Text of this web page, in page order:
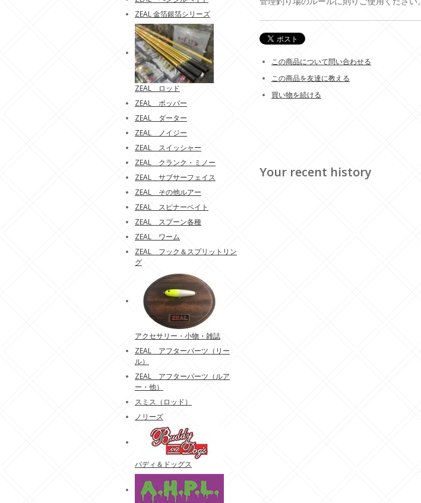
この商品について問い合わせる
この商品を友達に教える
買い物を続ける
Your recent history
ZEAL 金箔銀箔シリーズ
ZEAL ロッド
ZEAL ポッパー
ZEAL ダーター
ZEAL ノイジー
ZEAL スイッシャー
ZEAL クランク・ミノー
ZEAL サブサーフェイス
ZEAL その他ルアー
ZEAL スピナーベイト
ZEAL スプーン各種
ZEAL ワーム
ZEAL フック＆スプリットリン
グ
アクセサリー・小物・雑誌
ZEAL アフターパーツ（リー
ル）
ZEAL アフターパーツ（ルア
ー・他）
スミス（ロッド）
ノリーズ
バディ＆ドッグス